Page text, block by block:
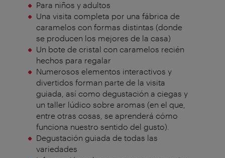
Para niños y adultos
Una visita completa por una fábrica de
caramelos con formas distintas (donde
se producen los mejores de la casa)
Un bote de cristal con caramelos recién
hechos para regalar
Numerosos elementos interactivos y
divertidos forman parte de la visita
guiada, así como degustación a ciegas y
un taller lúdico sobre aromas (en el que,
entre otras cosas, se aprenderá cómo
funciona nuestro sentido del gusto).
Degustación guiada de todas las
variedades